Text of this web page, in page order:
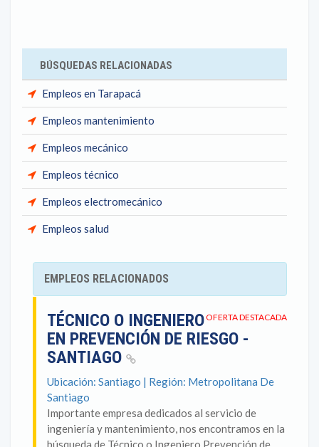
BÚSQUEDAS RELACIONADAS
Empleos en Tarapacá
Empleos mantenimiento
Empleos mecánico
Empleos técnico
Empleos electromecánico
Empleos salud
EMPLEOS RELACIONADOS
OFERTA DESTACADA
TÉCNICO O INGENIERO
EN PREVENCIÓN DE RIESGO -
SANTIAGO
Ubicación: Santiago | Región: Metropolitana De
Santiago
Importante empresa dedicados al servicio de
ingeniería y mantenimiento, nos encontramos en la
búsqueda de Técnico o Ingeniero Prevención de